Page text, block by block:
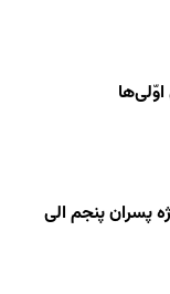
پسران پنجم الی